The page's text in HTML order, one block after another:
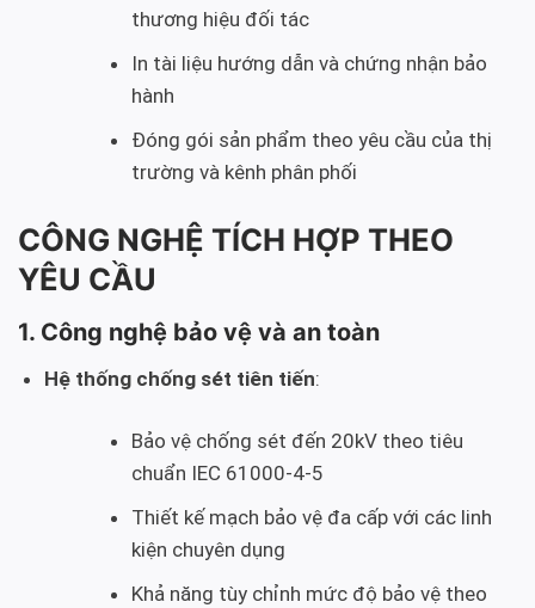
thương hiệu đối tác
In tài liệu hướng dẫn và chứng nhận bảo
hành
Đóng gói sản phẩm theo yêu cầu của thị
trường và kênh phân phối
CÔNG NGHỆ TÍCH HỢP THEO
YÊU CẦU
1. Công nghệ bảo vệ và an toàn
Hệ thống chống sét tiên tiến:
Bảo vệ chống sét đến 20kV theo tiêu
chuẩn IEC 61000-4-5
Thiết kế mạch bảo vệ đa cấp với các linh
kiện chuyên dụng
Khả năng tùy chỉnh mức độ bảo vệ theo